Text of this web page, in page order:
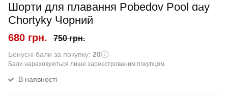
Шорти для плавання Pobedov Pool day
Chortyky Чорний
680 грн. 750 грн.
Бонусні бали за покупку: 20
Бали нараховуються лише зареєстрованим покупцям.
В наявності